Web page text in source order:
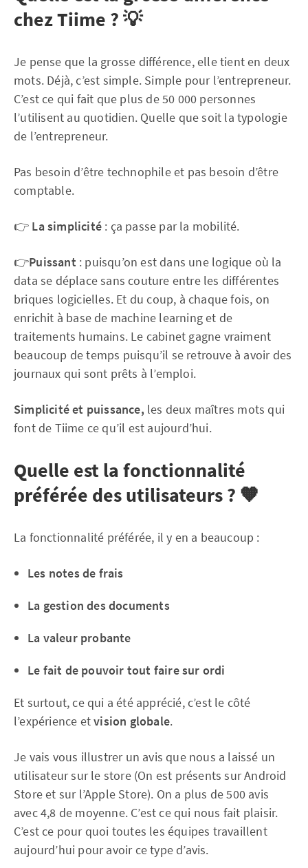
chez Tiime ? 💡
Je pense que la grosse différence, elle tient en deux
mots. Déjà, c’est simple. Simple pour l’entrepreneur.
C’est ce qui fait que plus de 50 000 personnes
l’utilisent au quotidien. Quelle que soit la typologie
de l’entrepreneur.
Pas besoin d’être technophile et pas besoin d’être
comptable.
👉 La simplicité : ça passe par la mobilité.
👉Puissant : puisqu’on est dans une logique où la
data se déplace sans couture entre les différentes
briques logicielles. Et du coup, à chaque fois, on
enrichit à base de machine learning et de
traitements humains. Le cabinet gagne vraiment
beaucoup de temps puisqu’il se retrouve à avoir des
journaux qui sont prêts à l’emploi.
Simplicité et puissance, les deux maîtres mots qui
font de Tiime ce qu’il est aujourd’hui.
Quelle est la fonctionnalité
préférée des utilisateurs ? 🧡
La fonctionnalité préférée, il y en a beaucoup :
Les notes de frais
La gestion des documents
La valeur probante
Le fait de pouvoir tout faire sur ordi
Et surtout, ce qui a été apprécié, c’est le côté
l’expérience etvision globale.
Je vais vous illustrer un avis que nous a laissé un
utilisateur sur le store (On est présents sur Android
Store et sur l’Apple Store). On a plus de 500 avis
avec 4,8 de moyenne. C’est ce qui nous fait plaisir.
C’est ce pour quoi toutes les équipes travaillent
aujourd’hui pour avoir ce type d’avis.